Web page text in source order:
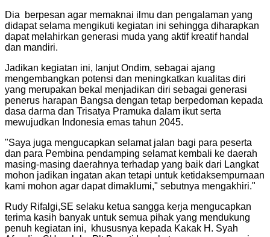
Dia berpesan agar memaknai ilmu dan pengalaman yang
didapat selama mengikuti kegiatan ini sehingga diharapkan
dapat melahirkan generasi muda yang aktif kreatif handal
dan mandiri.
Jadikan kegiatan ini, lanjut Ondim, sebagai ajang
mengembangkan potensi dan meningkatkan kualitas diri
yang merupakan bekal menjadikan diri sebagai generasi
penerus harapan Bangsa dengan tetap berpedoman kepada
dasa darma dan Trisatya Pramuka dalam ikut serta
mewujudkan Indonesia emas tahun 2045.
"Saya juga mengucapkan selamat jalan bagi para peserta
dan para Pembina pendamping selamat kembali ke daerah
masing-masing daerahnya terhadap yang baik dari Langkat
mohon jadikan ingatan akan tetapi untuk ketidaksempurnaan
kami mohon agar dapat dimaklumi," sebutnya mengakhiri."
Rudy Rifalgi,SE selaku ketua sangga kerja mengucapkan
terima kasih banyak untuk semua pihak yang mendukung
penuh kegiatan ini, khususnya kepada Kakak H. Syah